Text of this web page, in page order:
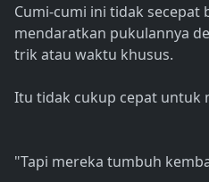
Cumi-cumi ini tidak secepat
mendaratkan pukulannya
trik atau waktu khusus.
Itu tidak cukup cepat untuk
"Tapi mereka tumbuh